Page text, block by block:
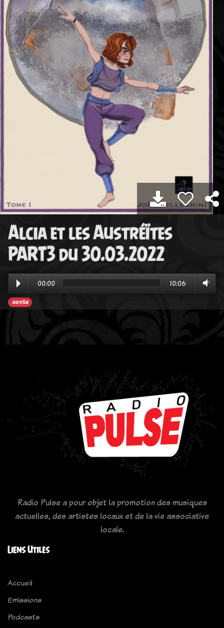
Alcia et les Austréïtes
PART3 du 30.03.2022
00:00 10:06
conte
Radio Pulse a pour objet la promotion des musiques
actuelles, des artistes locaux et de la vie associative
locale.
Liens Utiles
Accueil
Emissions
Podcasts